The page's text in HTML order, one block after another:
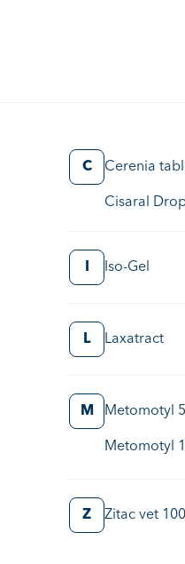
C Cerenia
Cisaral
Iso-Gel
L Laxatract
M Metomotyl
Metomotyl
Z Zitac vet